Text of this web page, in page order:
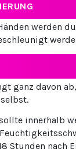
werden
ganz davon
innerhalb
Stunden nach